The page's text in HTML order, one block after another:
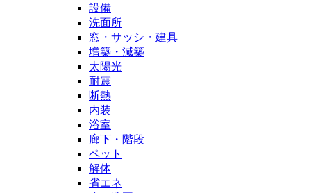
設備
洗面所
窓・サッシ・建具
増築・減築
太陽光
耐震
断熱
内装
浴室
廊下・階段
ペット
解体
省エネ